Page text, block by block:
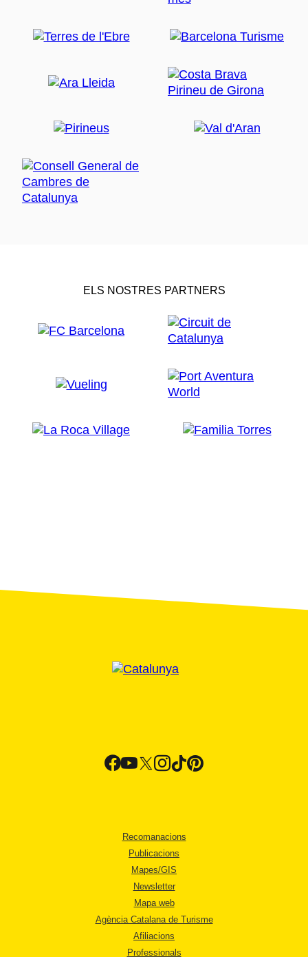
ELS NOSTRES PARTNERS
Recomanacions
Publicacions
Mapes/GIS
Newsletter
Mapa web
Agència Catalana de Turisme
Afiliacions
Professionals